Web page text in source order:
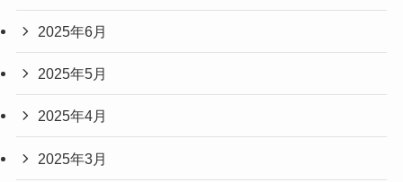
2025年6月
2025年5月
2025年4月
2025年3月